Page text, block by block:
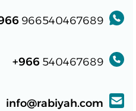
966540467689
966+
540467689
966+
info@rabiyah.com